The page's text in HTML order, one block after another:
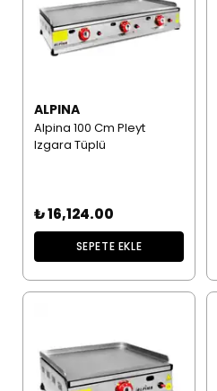
ALPINA
Alpina 100 Cm Pleyt
Izgara Tüplü
₺ 16,124.00
SEPETE EKLE